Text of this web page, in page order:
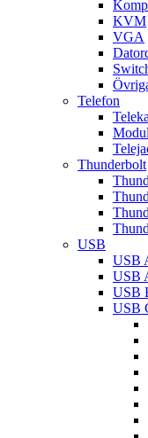
KVM
VGA
Telefon
Thunderbolt
USB
USB
USB
USB
USB